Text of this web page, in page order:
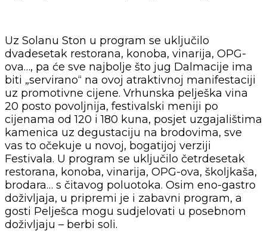
Uz Solanu Ston u program se uključilo
dvadesetak restorana, konoba, vinarija, OPG-
ova…, pa će sve najbolje što jug Dalmacije ima
biti „servirano“ na ovoj atraktivnoj manifestaciji
uz promotivne cijene. Vrhunska pelješka vina
20 posto povoljnija, festivalski meniji po
cijenama od 120 i 180 kuna, posjet uzgajalištima
kamenica uz degustaciju na brodovima, sve
vas to očekuje u novoj, bogatijoj verziji
Festivala. U program se uključilo četrdesetak
restorana, konoba, vinarija, OPG-ova, školjkaša,
brodara… s čitavog poluotoka. Osim eno-gastro
doživljaja, u pripremi je i zabavni program, a
gosti Pelješca mogu sudjelovati u posebnom
doživljaju – berbi soli.